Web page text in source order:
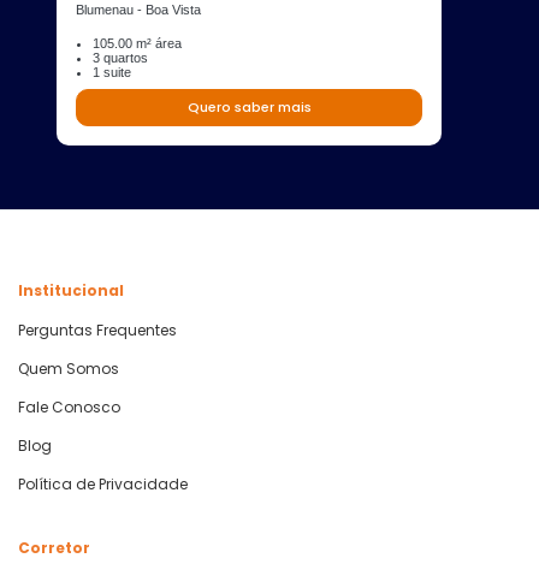
Blumenau - Boa Vista
105.00 m² área
3 quartos
1 suite
Quero saber mais
Institucional
Perguntas Frequentes
Quem Somos
Fale Conosco
Blog
Política de Privacidade
Corretor